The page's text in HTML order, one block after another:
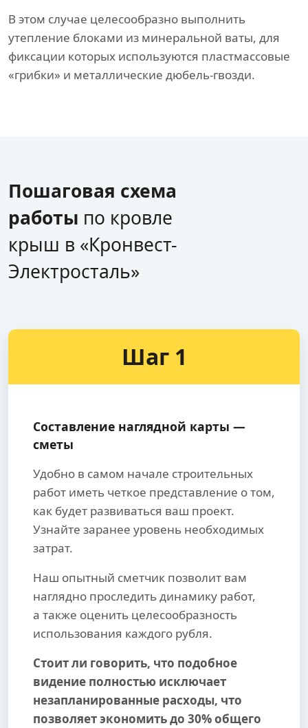
В этом случае целесообразно выполнить
утепление блоками из минеральной ваты, для
фиксации которых используются пластмассовые
«грибки» и металлические дюбель-гвозди.
Пошаговая схема
работы по кровле
крыш в «Кронвест-
Электросталь»
Шаг 1
Составление наглядной карты —
сметы
Удобно в самом начале строительных
работ иметь четкое представление о том,
как будет развиваться ваш проект.
Узнайте заранее уровень необходимых
затрат.
Наш опытный сметчик позволит вам
наглядно проследить динамику работ,
а также оценить целесообразность
использования каждого рубля.
Стоит ли говорить, что подобное
видение полностью исключает
незапланированные расходы, что
позволяет экономить до 30% общего